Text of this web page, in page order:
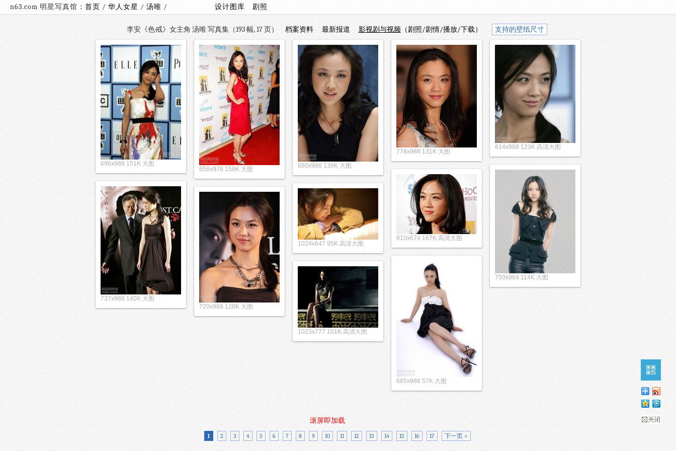
n63.com 明星写真馆： 首页 / 华人女星 / 汤唯 / 设计图库 剧照
李安《色·戒》女主角 汤唯 写真集（193 幅, 17 页） 档案资料 最新报道 影视剧与视频（剧照/剧情/播放/下载） 支持的壁纸尺寸
696x988 151K 大图
656x978 158K 大图 680x986 139K 大图
778x988 131K 大图
814x988 123K 高清大图
750x964 114K 大图
910x674 167K 高清大图
737x988 140K 大图
1024x647 95K 高清大图
720x988 128K 大图
685x988 57K 大图
1023x777 101K 高清大图
滚屏即加载
1 2 3 4 5 6 7 8 9 10 11 12 13 14 15 16 17 下一页 >